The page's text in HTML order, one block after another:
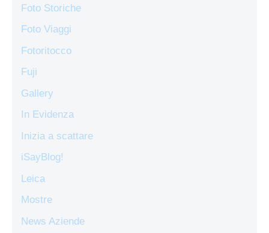
Foto Storiche
Foto Viaggi
Fotoritocco
Fuji
Gallery
In Evidenza
Inizia a scattare
iSayBlog!
Leica
Mostre
News Aziende